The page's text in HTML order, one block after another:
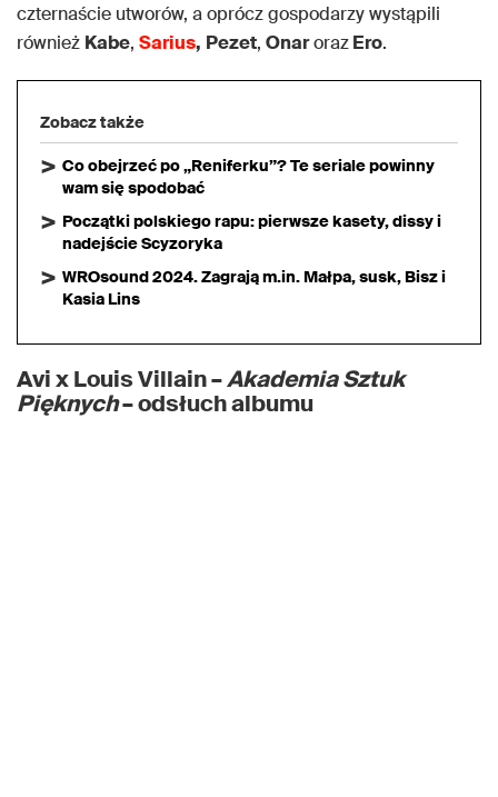
czternaście utworów, a oprócz gospodarzy wystąpili
również Kabe, Sarius, Pezet, OnarorazEro.
Zobacz także
Co obejrzeć po „Reniferku”? Te seriale powinny
wam się spodobać
Początki polskiego rapu: pierwsze kasety, dissy i
nadejście Scyzoryka
WROsound 2024. Zagrają m.in. Małpa, susk, Bisz i
Kasia Lins
Avi x Louis Villain –Akademia Sztuk
Pięknych– odsłuch albumu